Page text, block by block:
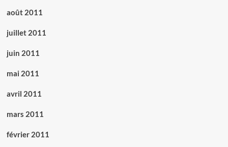
août 2011
juillet 2011
juin 2011
mai 2011
avril 2011
mars 2011
février 2011